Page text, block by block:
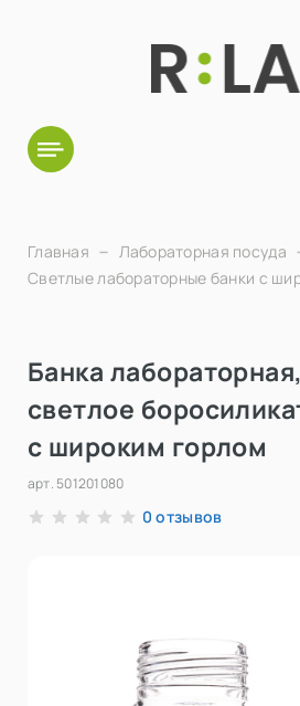
Главная Лабораторная посуда
Светлые лабораторные банки с
Банка
светлое
с широким горлом
арт. 501201080
0 отзывов